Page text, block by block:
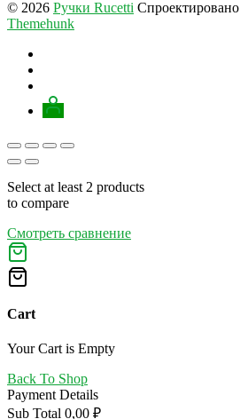
© 2026 Ручки Rucetti Спроектировано
Themehunk
Select at least 2 products
to compare
Смотреть сравнение
Cart
Your Cart is Empty
Back To Shop
Payment Details
Sub Total 0,00 ₽